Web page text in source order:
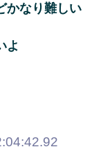
かなり難しい
よ